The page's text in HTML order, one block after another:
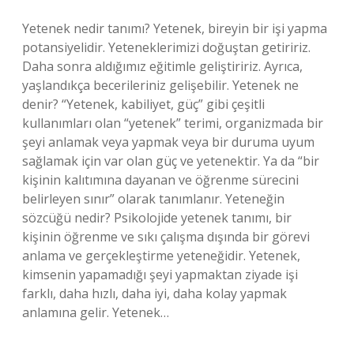
Yetenek nedir tanımı? Yetenek, bireyin bir işi yapma
potansiyelidir. Yeteneklerimizi doğuştan getiririz.
Daha sonra aldığımız eğitimle geliştiririz. Ayrıca,
yaşlandıkça becerileriniz gelişebilir. Yetenek ne
denir? “Yetenek, kabiliyet, güç” gibi çeşitli
kullanımları olan “yetenek” terimi, organizmada bir
şeyi anlamak veya yapmak veya bir duruma uyum
sağlamak için var olan güç ve yetenektir. Ya da “bir
kişinin kalıtımına dayanan ve öğrenme sürecini
belirleyen sınır” olarak tanımlanır. Yeteneğin
sözcüğü nedir? Psikolojide yetenek tanımı, bir
kişinin öğrenme ve sıkı çalışma dışında bir görevi
anlama ve gerçekleştirme yeteneğidir. Yetenek,
kimsenin yapamadığı şeyi yapmaktan ziyade işi
farklı, daha hızlı, daha iyi, daha kolay yapmak
anlamına gelir. Yetenek…